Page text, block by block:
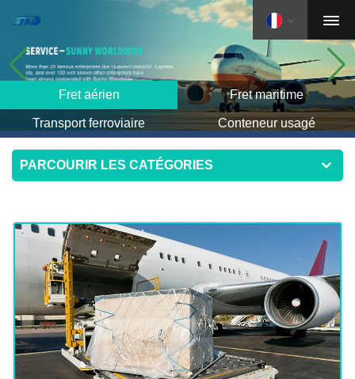
Fret aérien Fret maritime
Transport ferroviaire Conteneur usagé
PARCOURIR LES CATÉGORIES